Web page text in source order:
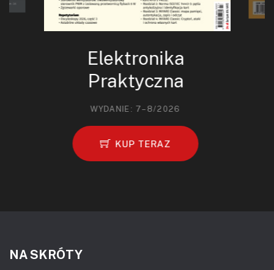
Elektronika
Praktyczna
WYDANIE: 7–8/2026
KUP TERAZ
NA SKRÓTY